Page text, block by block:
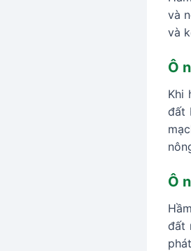
và
và
Ô
Khi
đất
Ô
đất